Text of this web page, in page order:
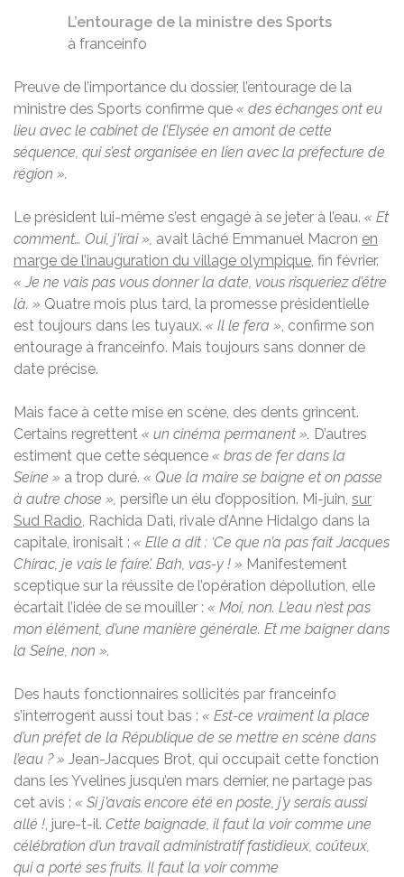
L’entourage de la ministre des Sports
à franceinfo
Preuve de l’importance du dossier, l’entourage de la
ministre des Sports confirme que « des échanges ont eu
lieu avec le cabinet de l’Elysée en amont de cette
séquence, qui s’est organisée en lien avec la préfecture de
région ».
Le président lui-même s’est engagé à se jeter à l’eau. « Et
comment… Oui, j’irai », avait lâché Emmanuel Macron en
marge de l’inauguration du village olympique , fin février.
« Je ne vais pas vous donner la date, vous risqueriez d’être
là. » Quatre mois plus tard, la promesse présidentielle
est toujours dans les tuyaux. « Il le fera » , confirme son
entourage à franceinfo. Mais toujours sans donner de
date précise.
Mais face à cette mise en scène, des dents grincent.
Certains regrettent « un cinéma permanent ». D’autres
estiment que cette séquence « bras de fer dans la
Seine » a trop duré. « Que la maire se baigne et on passe
à autre chose », persifle un élu d’opposition. Mi-juin, sur
Sud Radio , Rachida Dati, rivale d’Anne Hidalgo dans la
capitale, ironisait : « Elle a dit : ‘Ce que n’a pas fait Jacques
Chirac, je vais le faire’. Bah, vas-y ! » Manifestement
sceptique sur la réussite de l’opération dépollution, elle
écartait l’idée de se mouiller : « Moi, non. L’eau n’est pas
mon élément, d’une manière générale. Et me baigner dans
la Seine, non ».
Des hauts fonctionnaires sollicités par franceinfo
s’interrogent aussi tout bas : « Est-ce vraiment la place
d’un préfet de la République de se mettre en scène dans
l’eau ? » Jean-Jacques Brot, qui occupait cette fonction
dans les Yvelines jusqu’en mars dernier, ne partage pas
cet avis : « Si j’avais encore été en poste, j’y serais aussi
allé ! , jure-t-il. Cette baignade, il faut la voir comme une
célébration d’un travail administratif fastidieux, coûteux,
qui a porté ses fruits. Il faut la voir comme